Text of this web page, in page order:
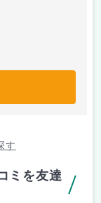
す
ミを友達